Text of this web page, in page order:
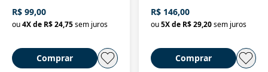
R$ 99,00
ou4X de R$ 24,75sem juros
Comprar
R$ 146,00
ou 5X de R$ 29,20 sem juros
Comprar